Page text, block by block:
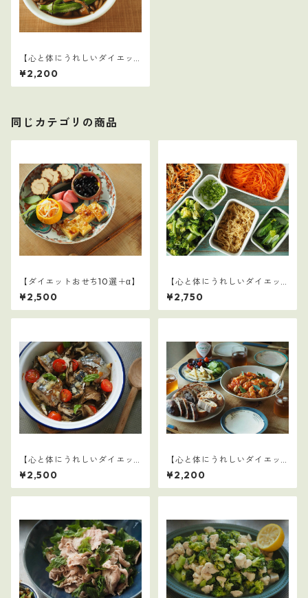
【心と体にうれしいダイエッ
トおかず10選】2
¥2,200
同じカテゴリの商品
【ダイエットおせち10選＋α】
¥2,500
【心と体にうれしいダイエッ
トおかず10選】8
¥2,750
【心と体にうれしいダイエッ
トおかず10選】7
¥2,500
【心と体にうれしいダイエッ
トおかず10選】6
¥2,200